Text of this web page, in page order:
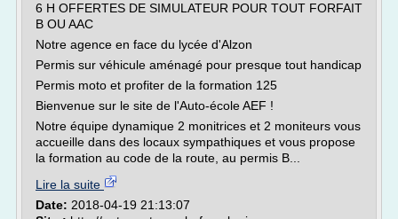
6 H OFFERTES DE SIMULATEUR POUR TOUT FORFAIT
B OU AAC
Notre agence en face du lycée d'Alzon
Permis sur véhicule aménagé pour presque tout handicap
Permis moto et profiter de la formation 125
Bienvenue sur le site de l'Auto-école AEF !
Notre équipe dynamique 2 monitrices et 2 moniteurs vous
accueille dans des locaux sympathiques et vous propose
la formation au code de la route, au permis B...
Lire la suite
Date: 2018-04-19 21:13:07